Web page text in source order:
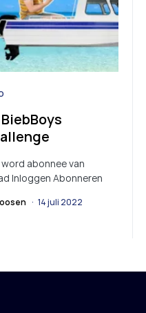
abonnee van
Inloggen Abonneren
14 juli 2022